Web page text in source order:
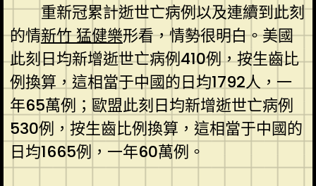
重新冠累計逝世亡病例以及連續到此刻
的情新竹 猛健樂形看，情勢很明白。美國
此刻日均新增逝世亡病例410例，按生齒比
例換算，這相當于中國的日均1792人，一
年65萬例；歐盟此刻日均新增逝世亡病例
530例，按生齒比例換算，這相當于中國的
日均1665例，一年60萬例。